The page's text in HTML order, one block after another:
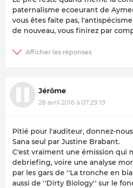
paternalisme ecoeurant de
vous êtes faite pas,
de nouveau, vous finirez par
Jérôme
28 avril 2016 à 07:29:19
Pitié pour l'auditeur, donnez-
Sana seul par Justine Brabant.
C'est vraiment une émission qui
debriefing, voire une analyse
par les gars de ''La tronche en
aussi de ''Dirty Biology'' sur le